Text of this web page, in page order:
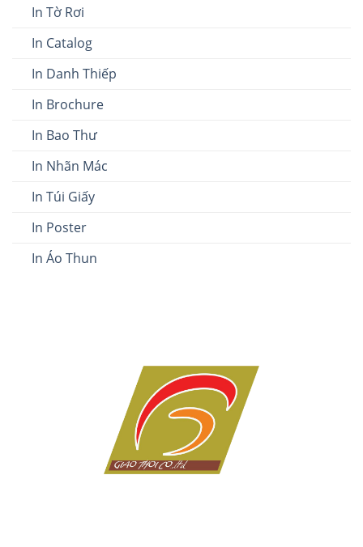
In Tờ Rơi
In Catalog
In Danh Thiếp
In Brochure
In Bao Thư
In Nhãn Mác
In Túi Giấy
In Poster
In Áo Thun